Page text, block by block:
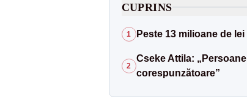
CUPRINS
1 Peste 13 milioane de
2
Cseke Attila:
corespunzătoare”